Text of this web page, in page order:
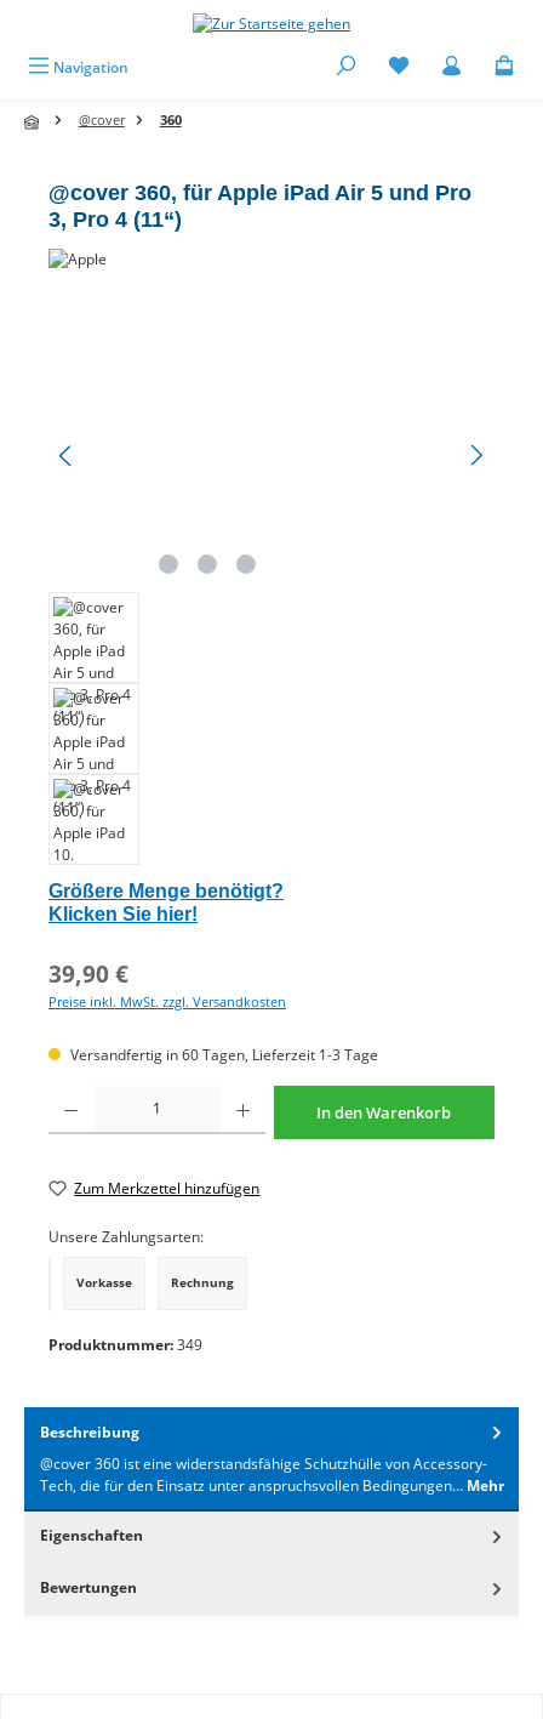
Navigation
@cover 360
@cover 360, für Apple iPad Air 5 und Pro
3, Pro 4 (11“)
Größere Menge benötigt?
Klicken Sie hier!
39,90 €
Preise inkl. MwSt. zzgl. Versandkosten
Versandfertig in 60 Tagen, Lieferzeit 1-3 Tage
In den Warenkorb
Zum Merkzettel hinzufügen
Unsere Zahlungsarten:
Vorkasse Rechnung
Produktnummer:349
Beschreibung
@cover 360 ist eine widerstandsfähige Schutzhülle von Accessory-
Tech, die für den Einsatz unter anspruchsvollen Bedingungen… Mehr
Eigenschaften
Bewertungen